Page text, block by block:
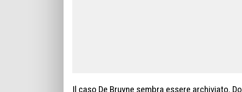
Il caso De Bruyne sembra essere archiviato.